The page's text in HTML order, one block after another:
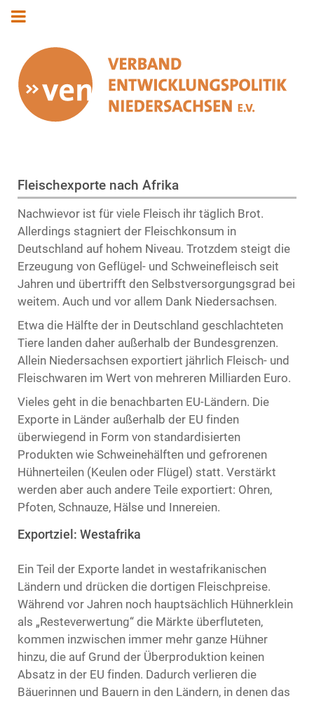
Fleischexporte nach Afrika
Nachwievor ist für viele Fleisch ihr täglich Brot.
Allerdings stagniert der Fleischkonsum in
Deutschland auf hohem Niveau. Trotzdem steigt die
Erzeugung von Geflügel- und Schweinefleisch seit
Jahren und übertrifft den Selbstversorgungsgrad bei
weitem. Auch und vor allem Dank Niedersachsen.
Etwa die Hälfte der in Deutschland geschlachteten
Tiere landen daher außerhalb der Bundesgrenzen.
Allein Niedersachsen exportiert jährlich Fleisch- und
Fleischwaren im Wert von mehreren Milliarden Euro.
Vieles geht in die benachbarten EU-Ländern. Die
Exporte in Länder außerhalb der EU finden
überwiegend in Form von standardisierten
Produkten wie Schweinehälften und gefrorenen
Hühnerteilen (Keulen oder Flügel) statt. Verstärkt
werden aber auch andere Teile exportiert: Ohren,
Pfoten, Schnauze, Hälse und Innereien.
Exportziel: Westafrika
Ein Teil der Exporte landet in westafrikanischen
Ländern und drücken die dortigen Fleischpreise.
Während vor Jahren noch hauptsächlich Hühnerklein
als „Resteverwertung“ die Märkte überfluteten,
kommen inzwischen immer mehr ganze Hühner
hinzu, die auf Grund der Überproduktion keinen
Absatz in der EU finden. Dadurch verlieren die
Bäuerinnen und Bauern in den Ländern, in denen das